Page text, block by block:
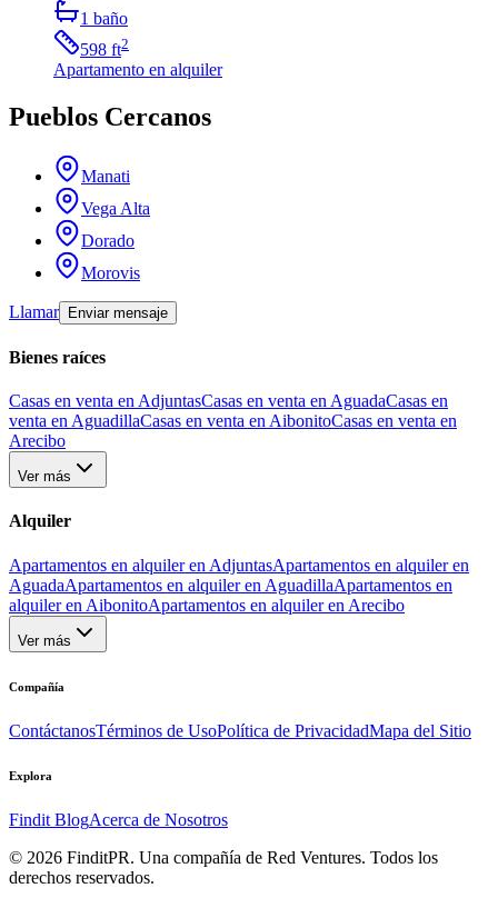
1 baño
598 ft2
Apartamento en alquiler
Pueblos Cercanos
Manati
Vega Alta
Dorado
Morovis
Llamar Enviar mensaje
Bienes raíces
Casas en venta en AdjuntasCasas en venta en AguadaCasas en
venta en AguadillaCasas en venta en AibonitoCasas en venta en
Arecibo
Ver más
Alquiler
Apartamentos en alquiler en AdjuntasApartamentos en alquiler en
AguadaApartamentos en alquiler en AguadillaApartamentos en
alquiler en AibonitoApartamentos en alquiler en Arecibo
Ver más
Compañía
ContáctanosTérminos de UsoPolítica de PrivacidadMapa del Sitio
Explora
Findit BlogAcerca de Nosotros
© 2026 FinditPR. Una compañía de Red Ventures. Todos los
derechos reservados.